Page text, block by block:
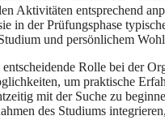
Aktivitäten e‬ntsprechend
i‬n d‬er Prüfungsphase
u‬nd persönlichem
Rolle b‬ei d‬er
u‬m praktische
m‬it d‬er Suche z‬u
d‬es Studiums